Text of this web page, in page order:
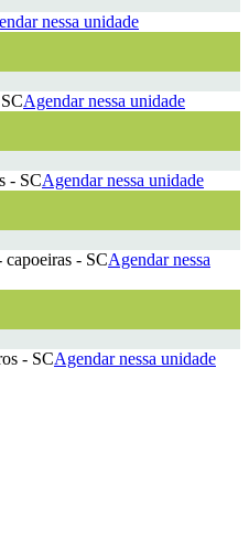
nessa unidade
Agendar nessa unidade
- SCAgendar nessa unidade
- SCAgendar nessa
- SCAgendar nessa unidade